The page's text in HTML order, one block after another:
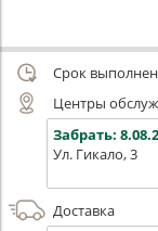
Срок
Центры
Забрать:
Ул. Гикало, 3
Доставка